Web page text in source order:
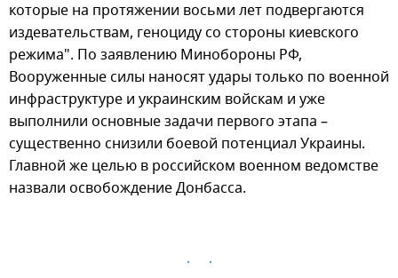
которые на протяжении восьми лет подвергаются
издевательствам, геноциду со стороны киевского
режима". По заявлению Минобороны РФ,
Вооруженные силы наносят удары только по военной
инфраструктуре и украинским войскам и уже
выполнили основные задачи первого этапа –
существенно снизили боевой потенциал Украины.
Главной же целью в российском военном ведомстве
назвали освобождение Донбасса.